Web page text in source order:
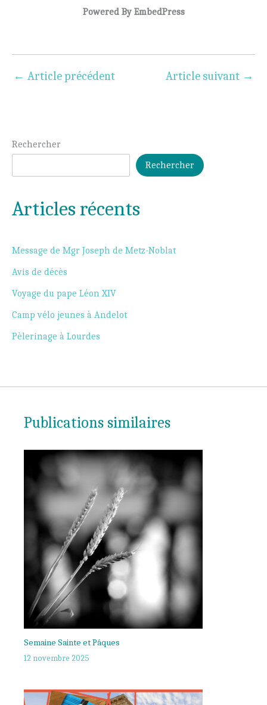
Powered By EmbedPress
← Article précédent Article suivant →
Rechercher
Rechercher
Articles récents
Message de Mgr Joseph de Metz-Noblat
Avis de décès
Voyage du pape Léon XIV
Camp vélo jeunes à Andelot
Pèlerinage à Lourdes
Publications similaires
Semaine Sainte et Pâques
12 novembre 2025